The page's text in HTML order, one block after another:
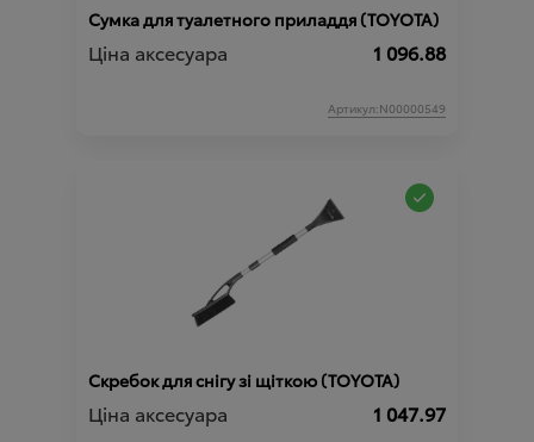
Сумка для туалетного приладдя (TOYOTA)
Ціна аксесуара 1 096.88
Артикул:N00000549
Скребок для снігу зі щіткою (TOYOTA)
Ціна аксесуара 1 047.97